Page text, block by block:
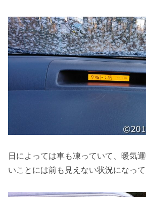
日によっては車も凍っていて、暖気
いことには前も見えない状況になって